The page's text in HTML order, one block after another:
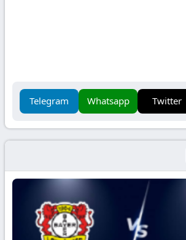
Twitter
Whatsapp
Telegram